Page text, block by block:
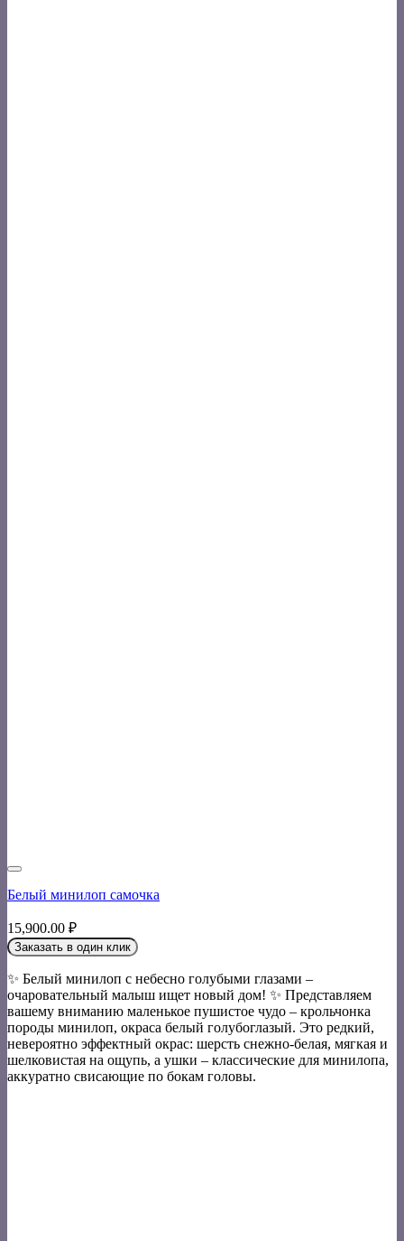
Белый минилоп самочка
15,900.00 ₽
Заказать в один клик
✨ Белый минилоп с небесно голубыми глазами –
очаровательный малыш ищет новый дом! ✨ Представляем
вашему вниманию маленькое пушистое чудо – крольчонка
породы минилоп, окраса белый голубоглазый. Это редкий,
невероятно эффектный окрас: шерсть снежно-белая, мягкая и
шелковистая на ощупь, а ушки – классические для минилопа,
аккуратно свисающие по бокам головы.